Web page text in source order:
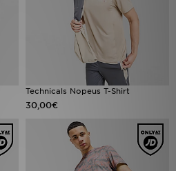
Technicals Nopeus T-Shirt
30,00€